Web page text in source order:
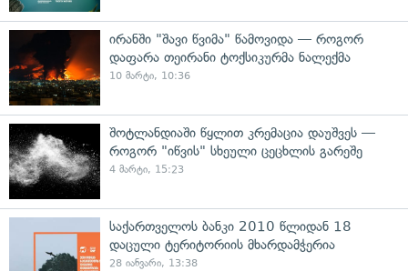
ირანში "შავი წვიმა" წამოვიდა — როგორ
დაფარა თეირანი ტოქსიკურმა ნალექმა
10 მარტი, 10:36
შოტლანდიაში წყლით კრემაცია დაუშვეს —
როგორ "იწვის" სხეული ცეცხლის გარეშე
4 მარტი, 15:23
საქართველოს ბანკი 2010 წლიდან 18
დაცული ტერიტორიის მხარდამჭერია
28 იანვარი, 13:38